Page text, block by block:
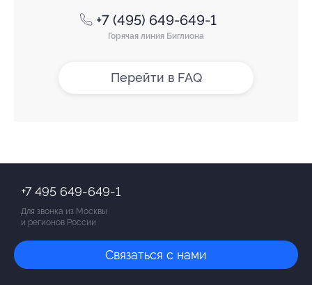
+7 (495) 649-649-1
Горячая линия Биглиона
Перейти в FAQ
+7 495 649-649-1
Для звонка из Москвы
и регионов России
Связаться с нами